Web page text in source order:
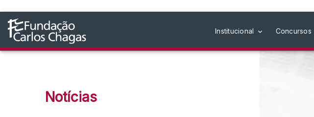
Institucional Concursos
Notícias